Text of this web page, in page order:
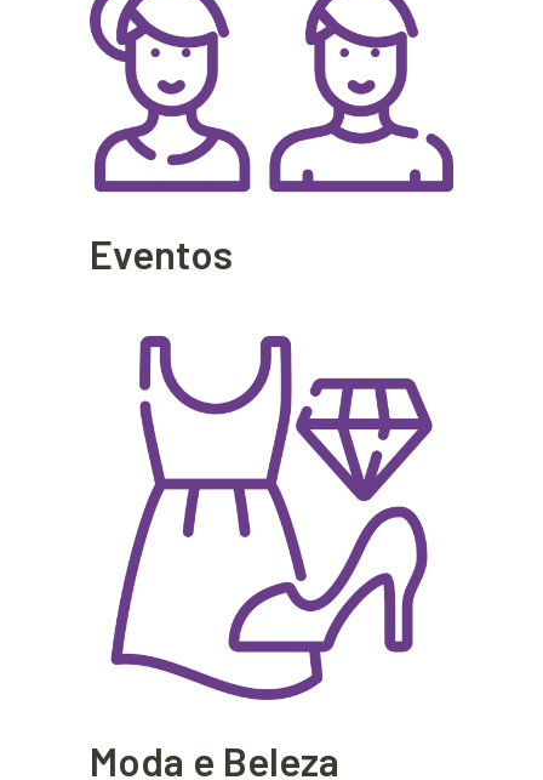
Eventos
Moda e Beleza